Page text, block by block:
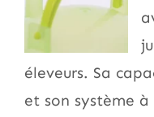
éleveurs. Sa
et son système